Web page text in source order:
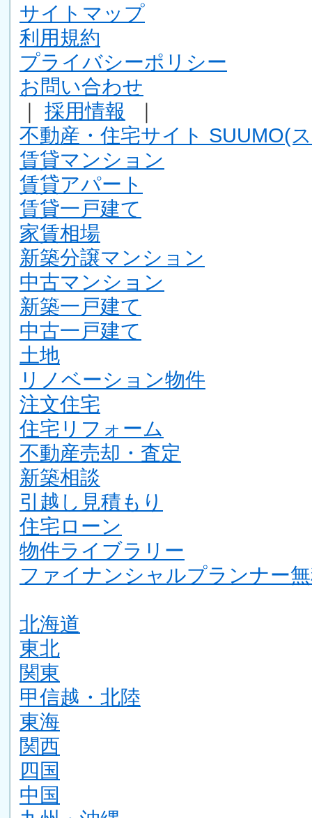
サイトマップ
利用規約
プライバシーポリシー
お問い合わせ
｜ 採用情報 ｜
不動産・住宅サイト SUUMO(
賃貸マンション
賃貸アパート
賃貸一戸建て
家賃相場
新築分譲マンション
中古マンション
新築一戸建て
中古一戸建て
土地
リノベーション物件
注文住宅
住宅リフォーム
不動産売却・査定
新築相談
引越し見積もり
住宅ローン
物件ライブラリー
ファイナンシャルプランナー
北海道
東北
関東
甲信越・北陸
東海
関西
四国
中国